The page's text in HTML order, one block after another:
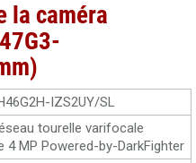
la caméra
IZS2UY/SL
tourelle varifocale
4 MP Powered-by-DarkFighter